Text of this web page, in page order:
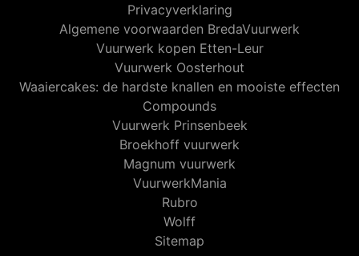
Privacyverklaring
Algemene voorwaarden BredaVuurwerk
Vuurwerk kopen Etten-Leur
Vuurwerk Oosterhout
Waaiercakes: de hardste knallen en mooiste effecten
Compounds
Vuurwerk Prinsenbeek
Broekhoff vuurwerk
Magnum vuurwerk
VuurwerkMania
Rubro
Wolff
Sitemap